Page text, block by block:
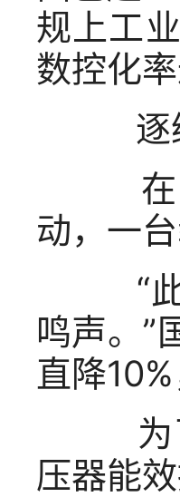
规上工
数控化率
逐绿
在江
动，一
“此
鸣声。”
直降
为了
压器能